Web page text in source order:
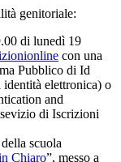
genitoriale:
di lunedì 19
con una
Pubblico di Id
elettronica) o
and
di Iscrizioni
scuola
Chiaro”, messo a